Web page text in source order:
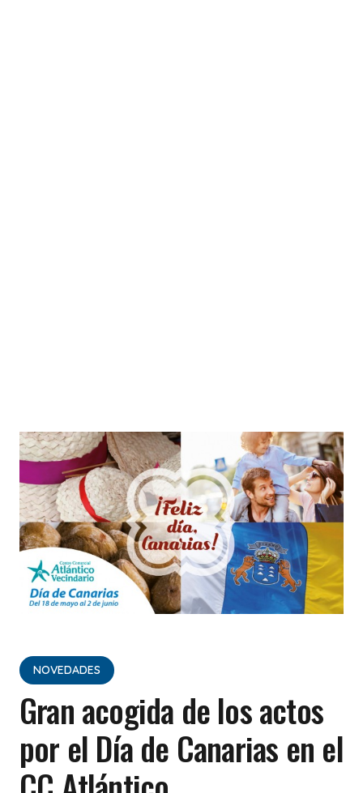
NOVEDADES
Gran acogida de los actos
por el Día de Canarias en el